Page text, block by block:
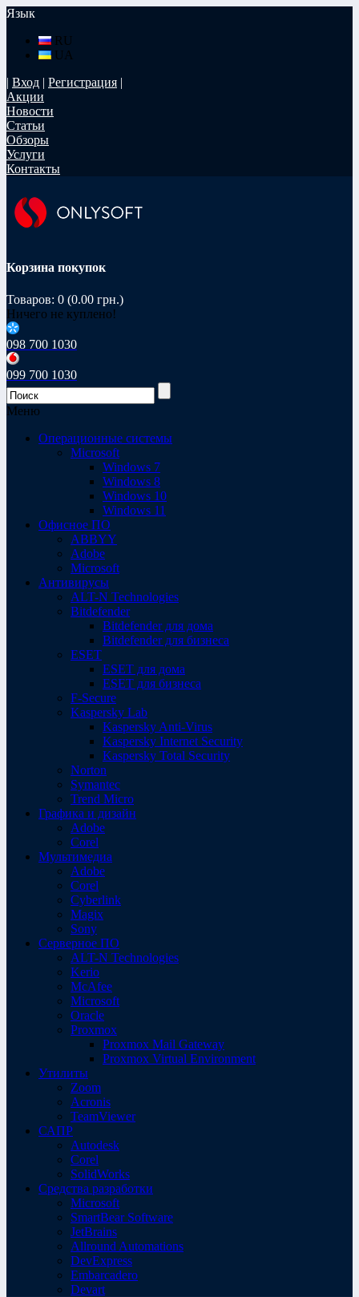
Язык
RU
UA
| Вход | Регистрация |
Акции
Новости
Статьи
Обзоры
Услуги
Контакты
Корзина покупок
Товаров: 0 (0.00 грн.)
Ничего не куплено!
098 700 1030
099 700 1030
Меню
Операционные системы
Microsoft
Windows 7
Windows 8
Windows 10
Windows 11
Офисное ПО
ABBYY
Adobe
Microsoft
Антивирусы
ALT-N Technologies
Bitdefender
Bitdefender для дома
Bitdefender для бизнеса
ESET
ESET для дома
ESET для бизнеса
F-Secure
Kaspersky Lab
Kaspersky Anti-Virus
Kaspersky Internet Security
Kaspersky Total Security
Norton
Symantec
Trend Micro
Графика и дизайн
Adobe
Corel
Мультимедиа
Adobe
Corel
Cyberlink
Magix
Sony
Серверное ПО
ALT-N Technologies
Kerio
McAfee
Microsoft
Oracle
Proxmox
Proxmox Mail Gateway
Proxmox Virtual Environment
Утилиты
Zoom
Acronis
TeamViewer
САПР
Autodesk
Corel
SolidWorks
Средства разработки
Microsoft
SmartBear Software
JetBrains
Allround Automations
DevExpress
Embarcadero
Devart